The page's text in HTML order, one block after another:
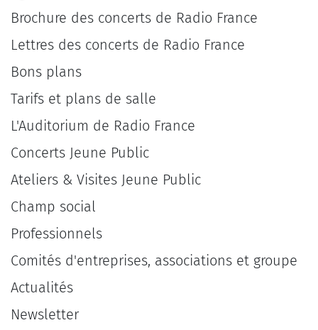
Brochure des concerts de Radio France
Lettres des concerts de Radio France
Bons plans
Tarifs et plans de salle
L'Auditorium de Radio France
Concerts Jeune Public
Ateliers & Visites Jeune Public
Champ social
Professionnels
Comités d'entreprises, associations et groupe
Actualités
Newsletter